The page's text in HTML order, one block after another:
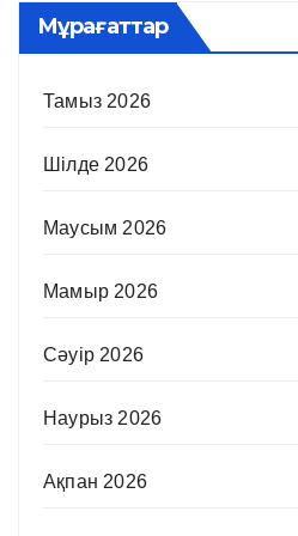
Мұрағаттар
Тамыз 2026
Шілде 2026
Маусым 2026
Мамыр 2026
Сәуір 2026
Наурыз 2026
Ақпан 2026